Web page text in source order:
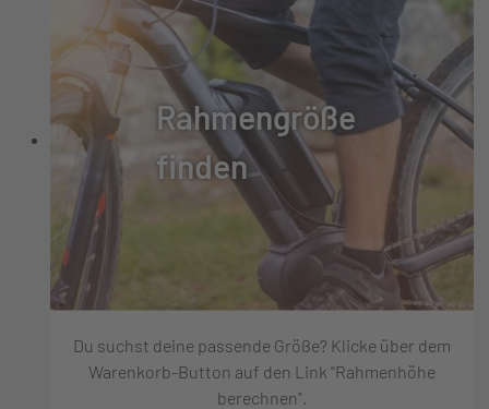
Rahmengröße
finden
Du suchst deine passende Größe? Klicke über dem
Warenkorb-Button auf den Link "Rahmenhöhe
berechnen".